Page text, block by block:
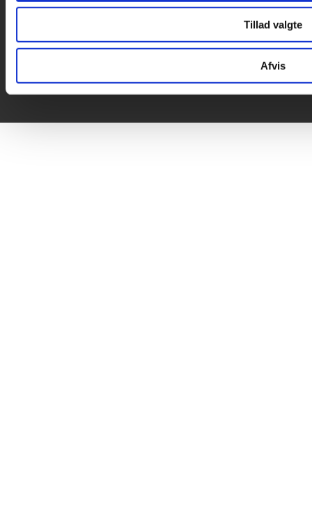
Tillad valgte
Afvis